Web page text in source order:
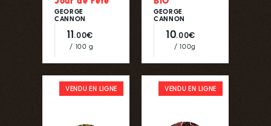
GEORGE
CANNON
11.00€
/ 100 g
GEORGE
CANNON
10.00€
/ 100g
VENDU EN LIGNE VENDU EN LIGNE